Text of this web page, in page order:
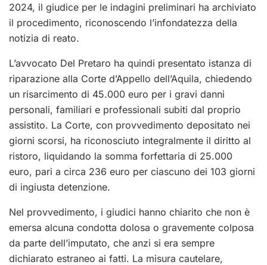
2024, il giudice per le indagini preliminari ha archiviato
il procedimento, riconoscendo l’infondatezza della
notizia di reato.
L’avvocato Del Pretaro ha quindi presentato istanza di
riparazione alla Corte d’Appello dell’Aquila, chiedendo
un risarcimento di 45.000 euro per i gravi danni
personali, familiari e professionali subiti dal proprio
assistito. La Corte, con provvedimento depositato nei
giorni scorsi, ha riconosciuto integralmente il diritto al
ristoro, liquidando la somma forfettaria di 25.000
euro, pari a circa 236 euro per ciascuno dei 103 giorni
di ingiusta detenzione.
Nel provvedimento, i giudici hanno chiarito che non è
emersa alcuna condotta dolosa o gravemente colposa
da parte dell’imputato, che anzi si era sempre
dichiarato estraneo ai fatti. La misura cautelare,